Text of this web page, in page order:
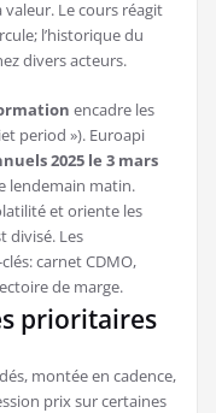
Le cours réagit
l’historique du
divers acteurs.
encadre les
period »). Euroapi
2025 le 3 mars
lendemain matin.
et oriente les
divisé. Les
carnet CDMO,
de marge.
prioritaires
montée en cadence,
prix sur certaines